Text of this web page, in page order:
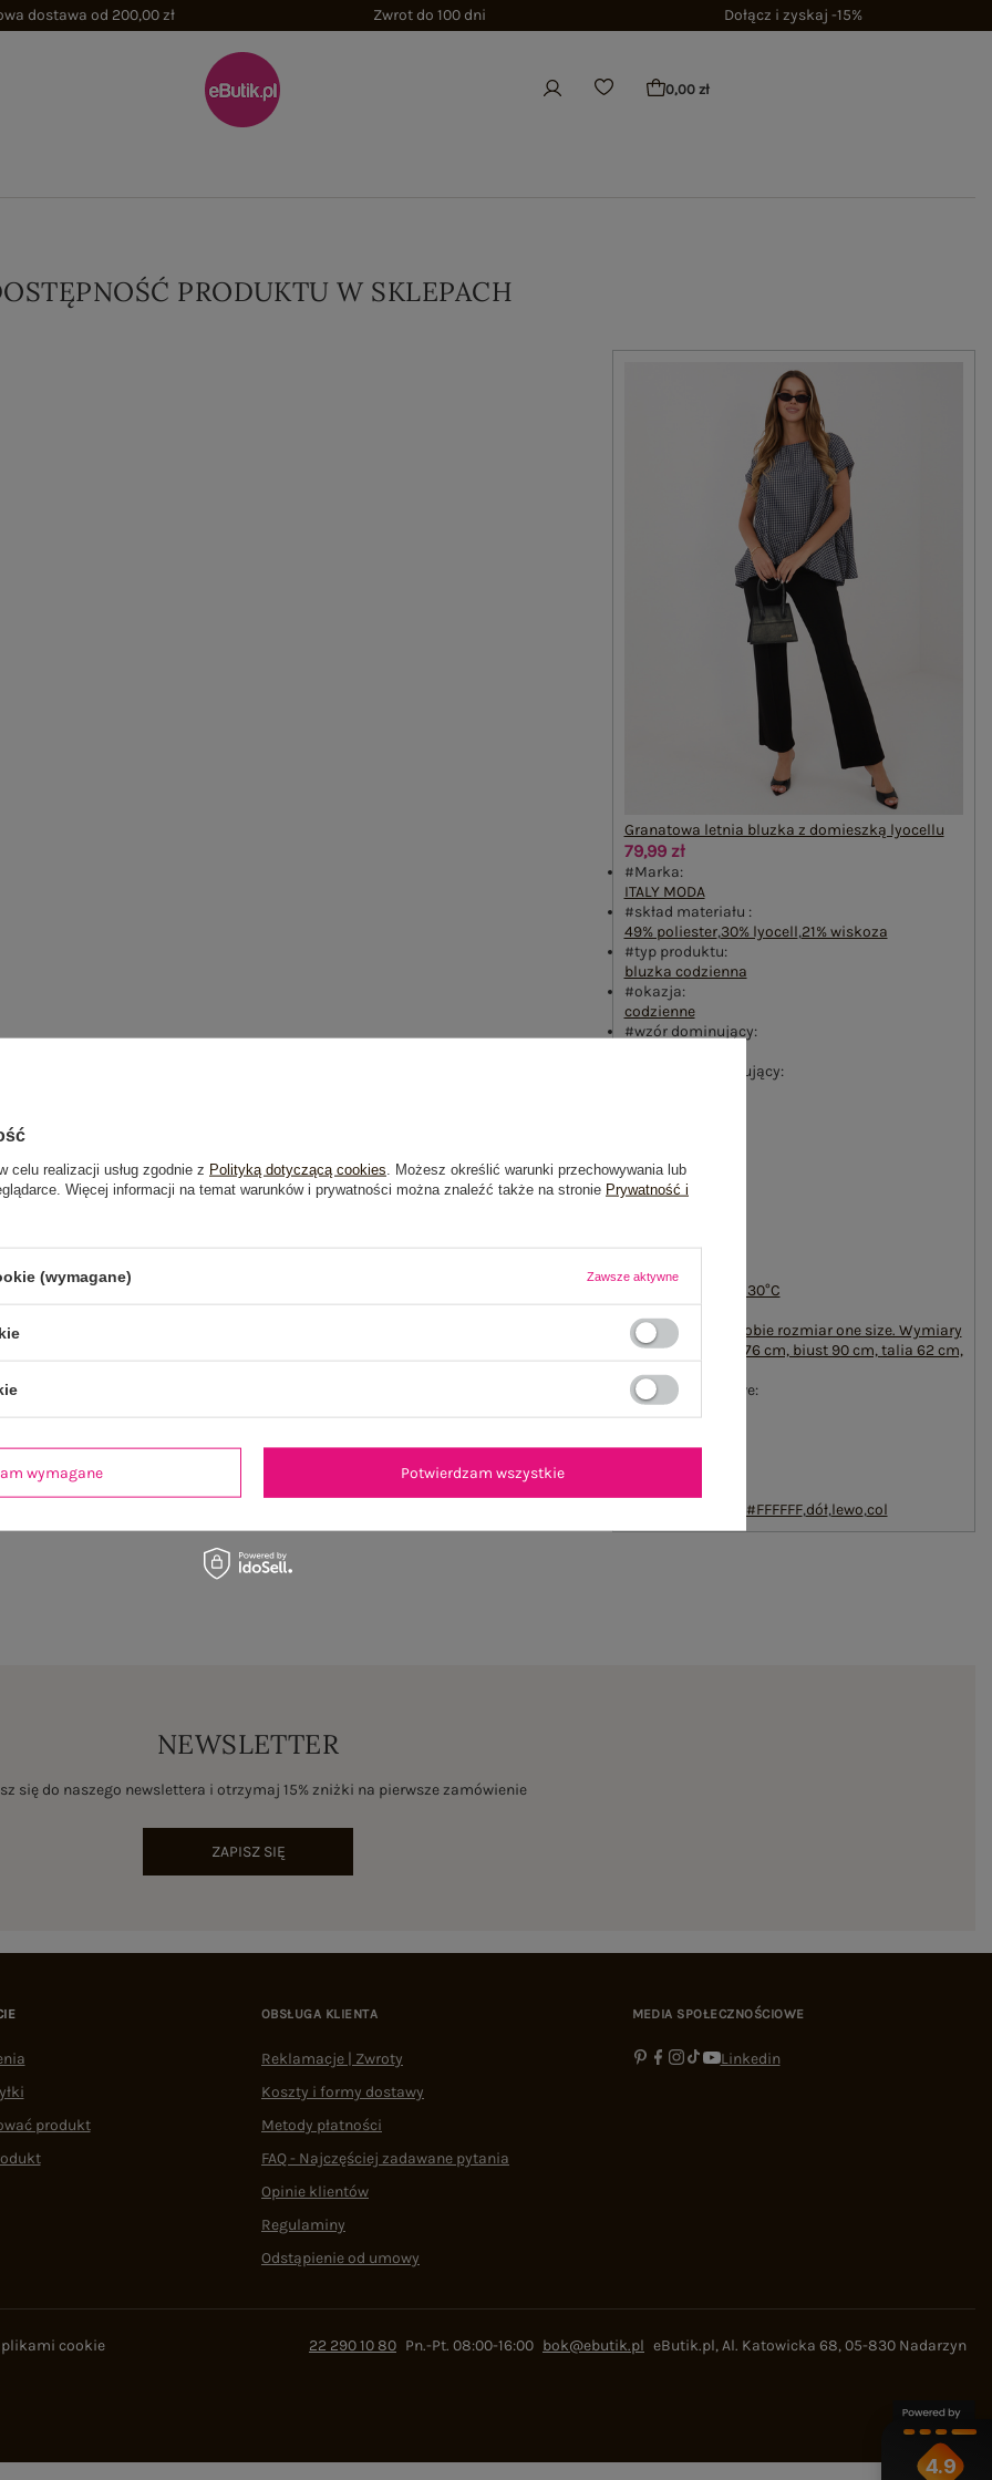
dostawa od 200,00 zł Zwrot do 100 dni Dołącz i zyskaj -15%
0,00 zł
PRODUKTU W SKLEPACH
Granatowa letnia bluzka z domieszką lyocellu
79,99 zł
#Marka:
ITALY MODA
#skład materiału :
49% poliester,30% lyocell,21% wiskoza
#typ produktu:
bluzka codzienna
#okazja:
codzienne
#wzór dominujący:
#materiał dominujący:
krótki rękaw
#dekolt:
#sposób prania :
pranie w pralce w 30°C
Modelka ma na sobie rozmiar one size. Wymiary
modelki: wzrost 176 cm, biust 90 cm, talia 62 cm,
#cechy dodatkowe:
falbana
#D22D7D#FFFFFF
LYOCELL#546070#FFFFFF,dół,lewo,col
NEWSLETTER
się do naszego newslettera i otrzymaj 15% zniżki na pierwsze zamówienie
ZAPISZ SIĘ
produkt
OBSŁUGA KLIENTA
Reklamacje | Zwroty
Koszty i formy dostawy
Metody płatności
FAQ - Najczęściej zadawane pytania
Opinie klientów
Regulaminy
Odstąpienie od umowy
MEDIA SPOŁECZNOŚCIOWE
Linkedin
cookie 22 290 10 80 Pn.-Pt. 08:00-16:00 bok@ebutik.pl eButik.pl,Al. Katowicka 68,05-830 Nadarzyn
4.9
celu realizacji usług zgodnie z Polityką dotyczącą cookies . Możesz określić warunki przechowywania lub
Więcej informacji na temat warunków i prywatności można znaleźć także na stronie Prywatność i
(wymagane) Zawsze aktywne
wymagane Potwierdzam wszystkie